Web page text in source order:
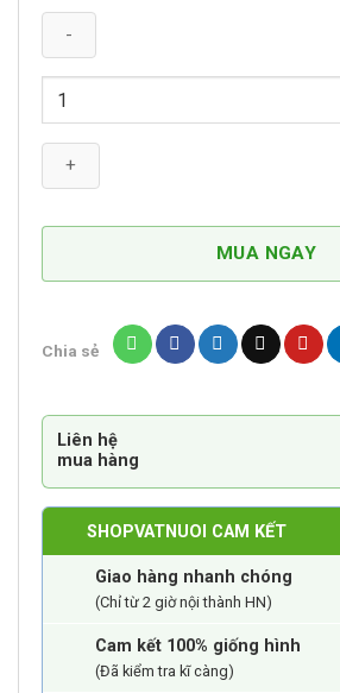
Nhà
Cào
Giường
Gỗ
Ô
Cho
Mèo
TCM022
số
MUA NGAY
Chia sẻ
Liên hệ
mua hàng
SHOPVATNUOI CAM KẾT
Giao hàng nhanh chóng
(Chỉ từ 2 giờ nội thành HN)
Cam kết 100% giống hình
(Đã kiểm tra kĩ càng)